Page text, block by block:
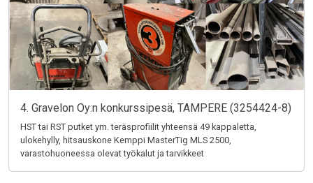
4. Gravelon Oy:n konkurssipesä, TAMPERE (3254424-8)
HST tai RST putket ym. teräsprofiilit yhteensä 49 kappaletta,
ulokehylly, hitsauskone Kemppi MasterTig MLS 2500,
varastohuoneessa olevat työkalut ja tarvikkeet